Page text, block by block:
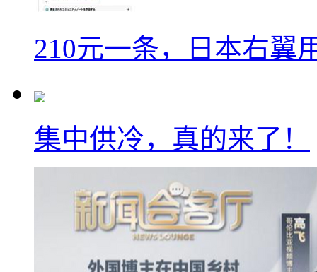
210元一条，日本右翼
集中供冷，真的来了！